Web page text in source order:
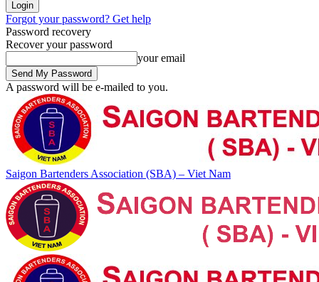
Forgot your password? Get help
Password recovery
Recover your password
your email
A password will be e-mailed to you.
Saigon Bartenders Association (SBA) – Viet Nam